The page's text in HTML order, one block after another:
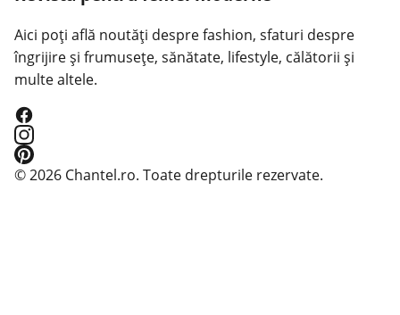
Aici poți află noutăți despre fashion, sfaturi despre
îngrijire și frumusețe, sănătate, lifestyle, călătorii și
multe altele.
© 2026 Chantel.ro. Toate drepturile rezervate.